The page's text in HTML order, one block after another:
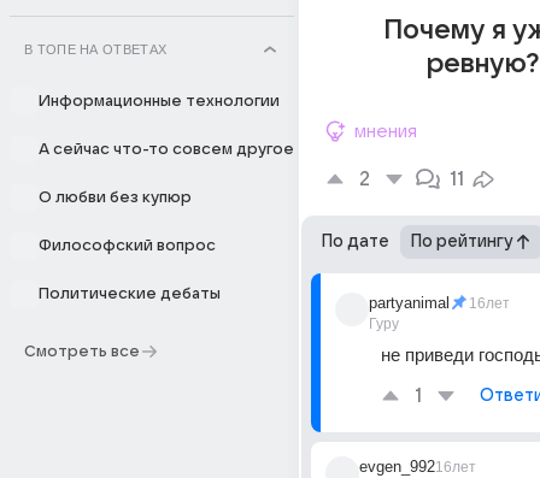
В ТОПЕ НА ОТВЕТАХ
Информационные технологии
А сейчас что-то совсем другое
О любви без купюр
Философский вопрос
Политические дебаты
Смотреть все
Почему я
мнения
2 11
По дате По рейтингу
partyanimal
Гуру
16лет
не приведи
1
evgen_99216лет